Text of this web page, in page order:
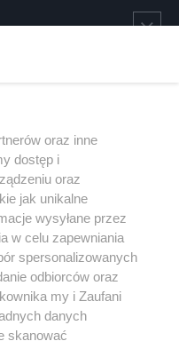
Youtube
oraz inne
dostęp i
oraz
jak unikalne
wysyłane przez
w celu zapewniania
spersonalizowanych
odbiorców oraz
my i Zaufani
danych
skanować